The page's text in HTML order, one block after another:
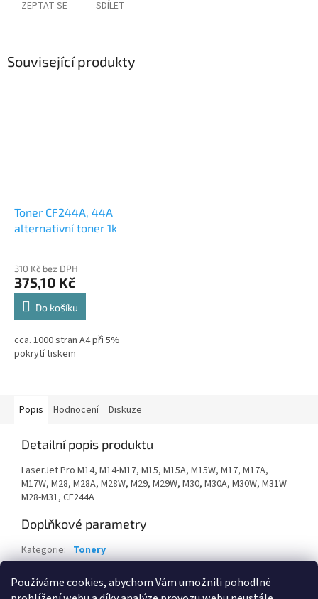
Používáme cookies, abychom Vám umožnili pohodlné
ZEPTAT SE SDÍLET
Související produkty
Toner CF244A, 44A
alternativní toner 1k
310 Kč bez DPH
375,10 Kč
Do košíku
cca. 1000 stran A4 při 5%
pokrytí tiskem
Popis Hodnocení Diskuze
Detailní popis produktu
LaserJet Pro M14, M14-M17, M15, M15A, M15W, M17, M17A,
M17W, M28, M28A, M28W, M29, M29W, M30, M30A, M30W, M31W
M28-M31, CF244A
Doplňkové parametry
Kategorie: Tonery
EAN: 190781977902